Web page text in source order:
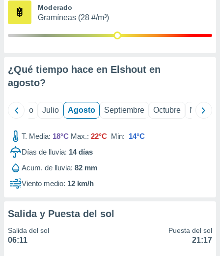
publicidad
1199
Moderado
Gramíneas (28 #/m³)
¿Qué tiempo hace en Elshout en
agosto?
Junio Julio Agosto Septiembre Octubre
T. Media: 18°C Max.: 22°C Min: 14°C
Días de lluvia: 14días
Acum. de lluvia: 82 mm
Viento medio: 12 km/h
Salida y Puesta del sol
Salida del sol
06:11
Puesta del sol
21:17